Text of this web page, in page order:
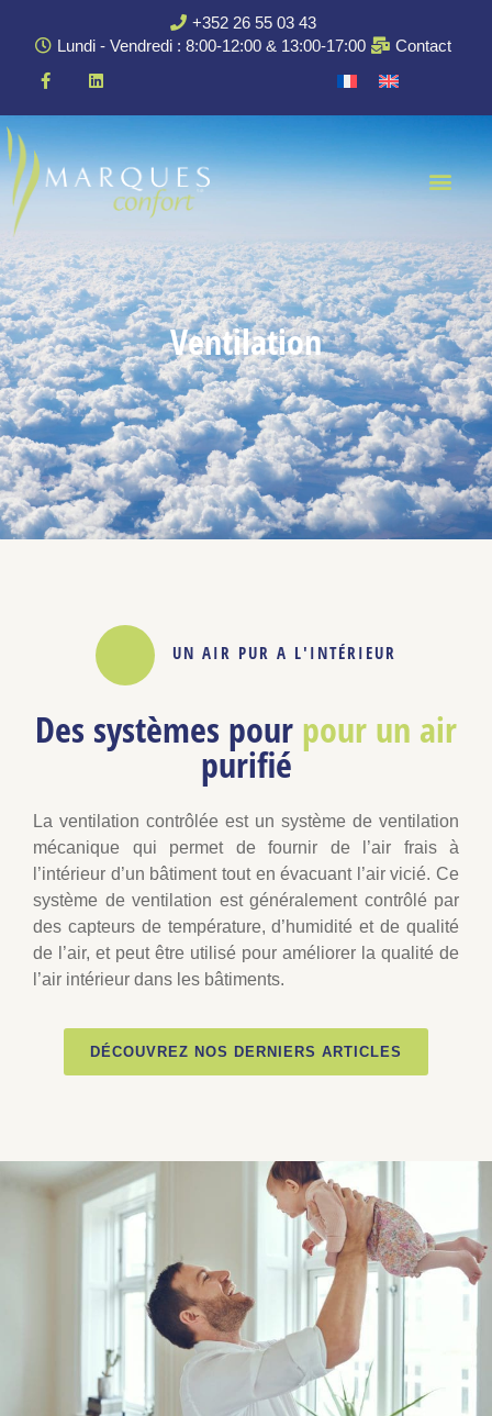
+352 26 55 03 43
Lundi - Vendredi : 8:00-12:00 & 13:00-17:00
Contact
Ventilation
UN AIR PUR A L'INTÉRIEUR
Des systèmes pour pour un air
purifié
La ventilation contrôlée est un système de ventilation
mécanique qui permet de fournir de l’air frais à
l’intérieur d’un bâtiment tout en évacuant l’air vicié. Ce
système de ventilation est généralement contrôlé par
des capteurs de température, d’humidité et de qualité
de l’air, et peut être utilisé pour améliorer la qualité de
l’air intérieur dans les bâtiments.
DÉCOUVREZ NOS DERNIERS ARTICLES